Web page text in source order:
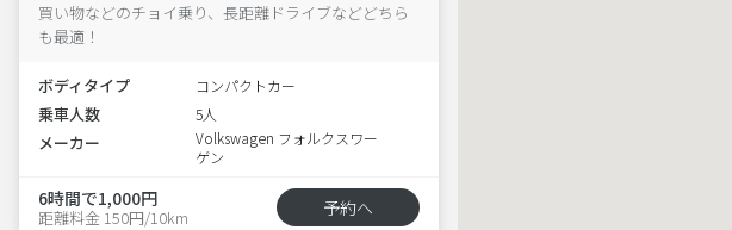
買い物などのチョイ乗り、長距離ドライブなどどちら
も最適！
ボディタイプ コンパクトカー
乗車人数 5人
メーカー
Volkswagen フォルクスワー
ゲン
6時間で1,000円
距離料金 150円/10km 予約へ